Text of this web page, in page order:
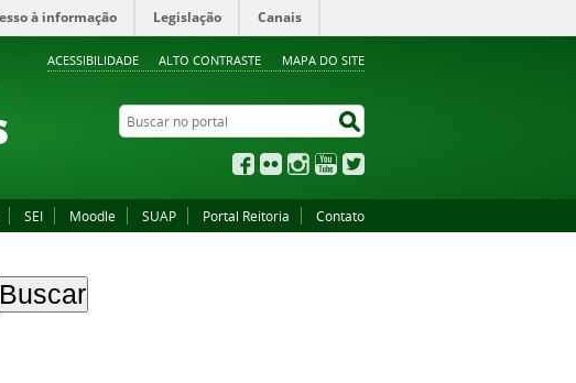
ACESSIBILIDADE ALTO CONTRASTE MAPA DO SITE
à informação Legislação Canais
Buscar no portal
Facebook
Flickr InstagramYouTube
SEI Moodle SUAP Portal Reitoria Contato